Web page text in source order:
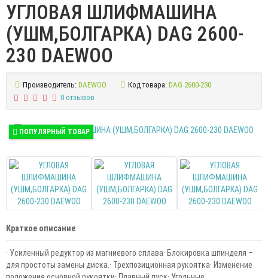
УГЛОВАЯ ШЛИФМАШИНА
(УШМ,БОЛГАРКА) DAG 2600-
230 DAEWOO
Производитель: DAEWOO Код товара: DAG 2600-230
0 отзывов
ПОПУЛЯРНЫЙ ТОВАР
Краткое описание
· Усиленный редуктор из магниевого сплава· Блокировка шпинделя –
для простоты замены диска.· Трехпозиционная рукоятка· Изменение